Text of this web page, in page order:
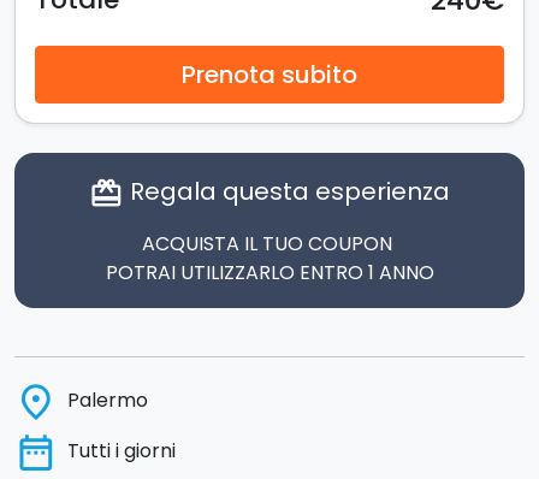
Prenota subito
card_giftcard Regala questa esperienza
ACQUISTA IL TUO COUPON
POTRAI UTILIZZARLO ENTRO 1 ANNO
place Palermo
date_range Tutti i giorni